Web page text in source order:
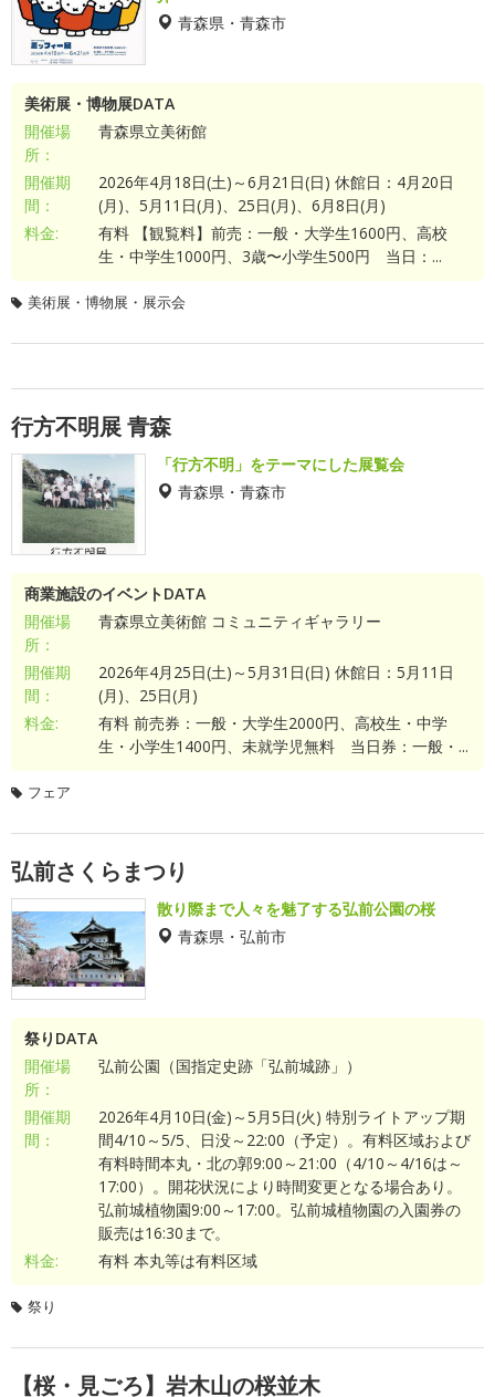
青森県・青森市
美術展・博物展DATA
開催場
所：
青森県立美術館
開催期
間：
2026年4月18日(土)～6月21日(日) 休館日：4月20日
(月)、5月11日(月)、25日(月)、6月8日(月)
料金:
有料 【観覧料】前売：一般・大学生1600円、高校
生・中学生1000円、3歳〜小学生500円 当日：...
美術展・博物展・展示会
行方不明展 青森
「行方不明」をテーマにした展覧会
青森県・青森市
商業施設のイベントDATA
開催場
所：
青森県立美術館 コミュニティギャラリー
開催期
間：
2026年4月25日(土)～5月31日(日) 休館日：5月11日
(月)、25日(月)
料金:
有料 前売券：一般・大学生2000円、高校生・中学
生・小学生1400円、未就学児無料 当日券：一般・...
フェア
弘前さくらまつり
散り際まで人々を魅了する弘前公園の桜
青森県・弘前市
祭りDATA
開催場
所：
弘前公園（国指定史跡「弘前城跡」）
開催期
間：
2026年4月10日(金)～5月5日(火) 特別ライトアップ期
間4/10～5/5、日没～22:00（予定）。有料区域および
有料時間本丸・北の郭9:00～21:00（4/10～4/16は～
17:00）。開花状況により時間変更となる場合あり。
弘前城植物園9:00～17:00。弘前城植物園の入園券の
販売は16:30まで。
料金:
有料 本丸等は有料区域
祭り
【桜・見ごろ】岩木山の桜並木